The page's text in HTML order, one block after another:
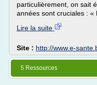
particulièrement, on sait
années sont cruciales : «
Lire la suite
Site : http://www.e-
5 Ressources